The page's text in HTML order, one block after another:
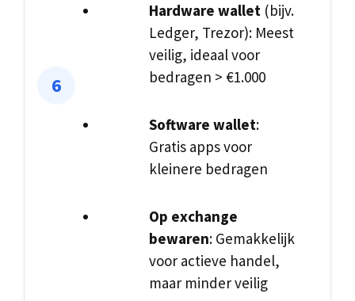
Hardware wallet(bijv.
Ledger, Trezor): Meest
veilig, ideaal voor
bedragen > €1.000
Software wallet:
Gratis apps voor
kleinere bedragen
Op exchange
bewaren: Gemakkelijk
voor actieve handel,
maar minder veilig